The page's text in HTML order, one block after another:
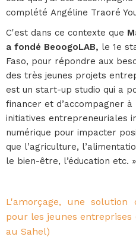
complété Angéline Traoré
C'est dans ce contexte que
a fondé BeoogoLAB, le 1e
Faso, pour répondre aux
des très jeunes projets
est un start-up studio qui a
financer et d’accompagner
initiatives entrepreneuriales
numérique pour impacter
que l’agriculture,
le bien-être, l’éducation etc. »
L'amorçage, une solution
pour les jeunes entreprises
au Sahel)